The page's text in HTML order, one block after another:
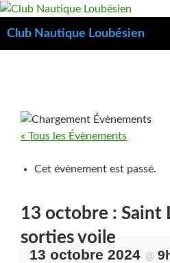
Aller
contenu
Club Nautique Loubésien
« Tous les Évènements
Cet évènement est passé.
13 octobre : Saint
sorties voile
13 octobre 2024 @